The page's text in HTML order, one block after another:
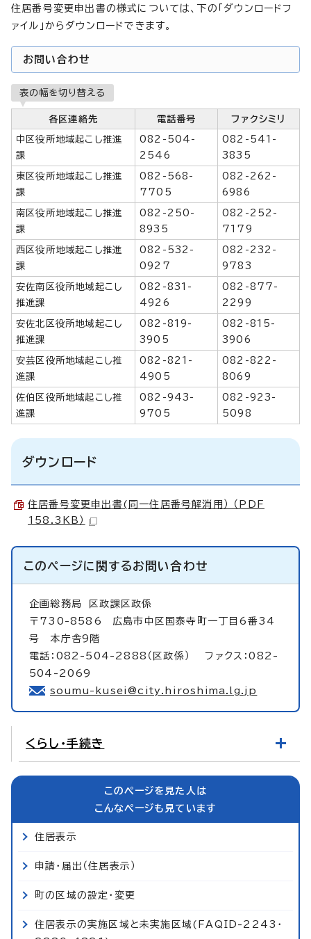
住居番号変更申出書の様式については、下の「ダウンロードフ
ァイル」からダウンロードできます。
お問い合わせ
表の幅を切り替える
各区連絡先 電話番号 ファクシミリ
中区役所地域起こし推進
課
082-504-
2546
082-541-
3835
東区役所地域起こし推進
課
082-568-
7705
082-262-
6986
南区役所地域起こし推進
課
082-250-
8935
082-252-
7179
西区役所地域起こし推進
課
082-532-
0927
082-232-
9783
安佐南区役所地域起こし
推進課
082-831-
4926
082-877-
2299
安佐北区役所地域起こし
推進課
082-819-
3905
082-815-
3906
安芸区役所地域起こし推
進課
082-821-
4905
082-822-
8069
佐伯区役所地域起こし推
進課
082-943-
9705
082-923-
5098
ダウンロード
住居番号変更申出書(同一住居番号解消用） （PDF
158.3KB）
このページに関するお問い合わせ
企画総務局
区政課区政係
〒730-8586 広島市中区国泰寺町一丁目6番34
号 本庁舎9階
電話：082-504-2888（区政係） ファクス：082-
504-2069
soumu-kusei@city.hiroshima.lg.jp
くらし・手続き
このページを見た人は
こんなページも見ています
住居表示
申請・届出（住居表示）
町の区域の設定・変更
住居表示の実施区域と未実施区域(FAQID-2243・